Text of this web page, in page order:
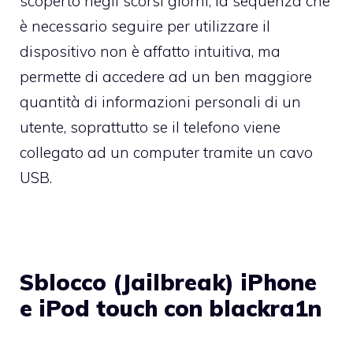
è necessario seguire per utilizzare il
dispositivo non è affatto intuitiva, ma
permette di accedere ad un ben maggiore
quantità di informazioni personali di un
utente, soprattutto se il telefono viene
collegato ad un computer tramite un cavo
USB.
Sblocco (Jailbreak) iPhone
e iPod touch con blackra1n